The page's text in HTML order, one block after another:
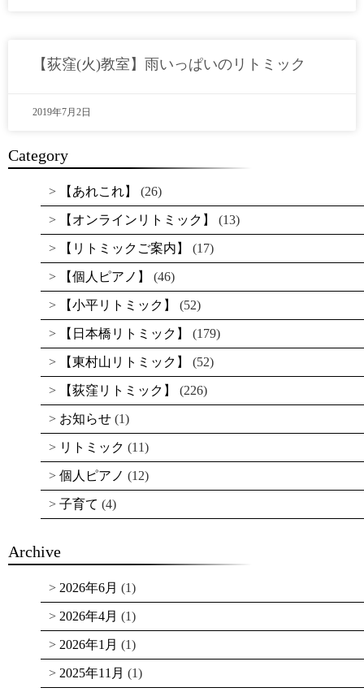
【荻窪(火)教室】雨いっぱいのリトミック
2019年7月2日
Category
【あれこれ】 (26)
【オンラインリトミック】 (13)
【リトミックご案内】 (17)
【個人ピアノ】 (46)
【小平リトミック】 (52)
【日本橋リトミック】 (179)
【東村山リトミック】 (52)
【荻窪リトミック】 (226)
お知らせ (1)
リトミック (11)
個人ピアノ (12)
子育て (4)
Archive
2026年6月 (1)
2026年4月 (1)
2026年1月 (1)
2025年11月 (1)